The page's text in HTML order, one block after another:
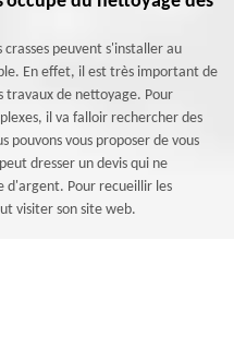
crasses peuvent s'installer au
En effet, il est très important de
travaux de nettoyage. Pour
il va falloir rechercher des
pouvons vous proposer de vous
dresser un devis qui ne
d'argent. Pour recueillir les
visiter son site web.